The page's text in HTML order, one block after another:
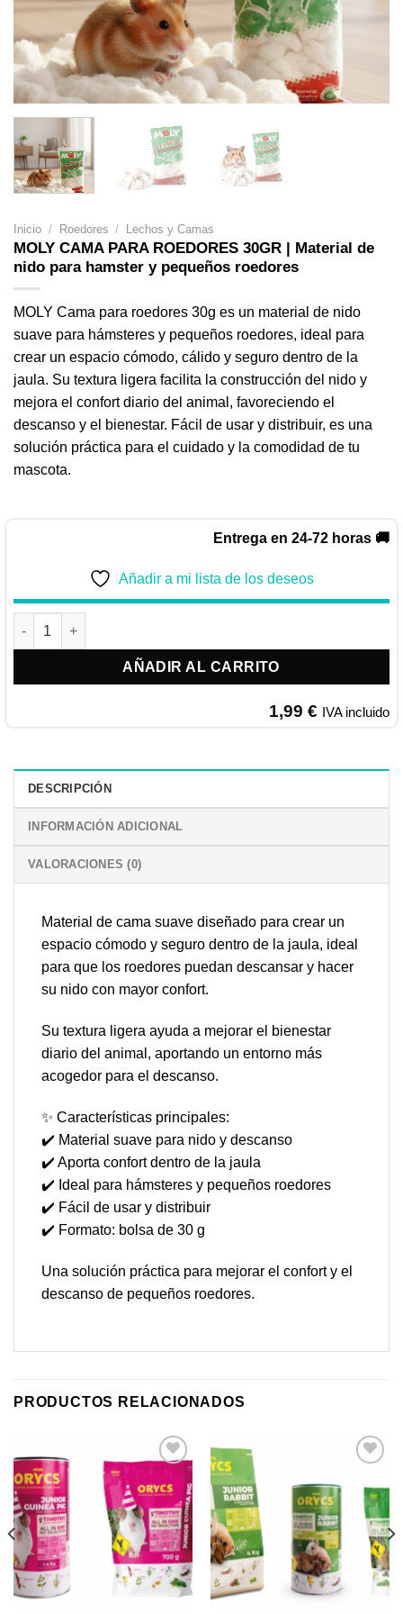
Inicio / Roedores / Lechos y Camas
MOLY CAMA PARA ROEDORES 30GR | Material de
nido para hamster y pequeños roedores
MOLY Cama para roedores 30g es un material de nido
suave para hámsteres y pequeños roedores, ideal para
crear un espacio cómodo, cálido y seguro dentro de la
jaula. Su textura ligera facilita la construcción del nido y
mejora el confort diario del animal, favoreciendo el
descanso y el bienestar. Fácil de usar y distribuir, es una
solución práctica para el cuidado y la comodidad de tu
mascota.
Entrega en 24-72 horas 🚚
Añadir a mi lista de los deseos
MOLY CAMA PARA ROEDORES 30GR | Material de nido para
AÑADIR AL CARRITO
1,99 € IVA incluido
DESCRIPCIÓN
INFORMACIÓN ADICIONAL
VALORACIONES (0)
Material de cama suave diseñado para crear un
espacio cómodo y seguro dentro de la jaula, ideal
para que los roedores puedan descansar y hacer
su nido con mayor confort.
Su textura ligera ayuda a mejorar el bienestar
diario del animal, aportando un entorno más
acogedor para el descanso.
✨ Características principales:
✔️ Material suave para nido y descanso
✔️ Aporta confort dentro de la jaula
✔️ Ideal para hámsteres y pequeños roedores
✔️ Fácil de usar y distribuir
✔️ Formato: bolsa de 30 g
Una solución práctica para mejorar el confort y el
descanso de pequeños roedores.
PRODUCTOS RELACIONADOS
Añadir
a mi
lista de
los
deseos
Añadir
a mi
lista de
los
deseos